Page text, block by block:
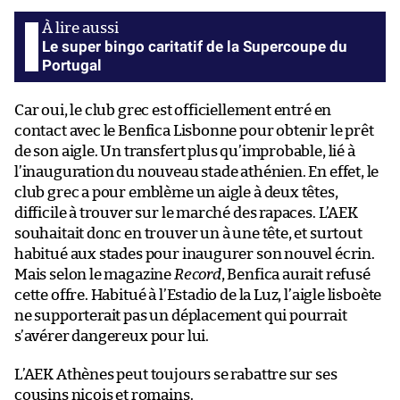
Le super bingo caritatif de la Supercoupe du
Portugal
Car oui, le club grec est officiellement entré en
contact avec le Benfica Lisbonne pour obtenir le prêt
de son aigle. Un transfert plus qu’improbable, lié à
l’inauguration du nouveau stade athénien. En effet, le
club grec a pour emblème un aigle à deux têtes,
difficile à trouver sur le marché des rapaces. L’AEK
souhaitait donc en trouver un à une tête, et surtout
habitué aux stades pour inaugurer son nouvel écrin.
Mais selon le magazine Record, Benfica aurait refusé
cette offre. Habitué à l’Estadio de la Luz, l’aigle lisboète
ne supporterait pas un déplacement qui pourrait
s’avérer dangereux pour lui.
L’AEK Athènes peut toujours se rabattre sur ses
cousins niçois et romains.